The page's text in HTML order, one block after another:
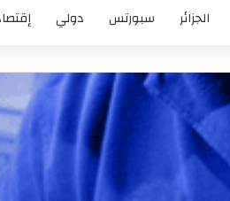
الجزائر سبورتس دولي